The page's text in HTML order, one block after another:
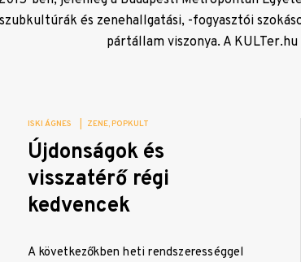
szubkultúrák​ ​és​ zenehallgatási​,​ ​-​fogyasztói
pártállam viszonya.​ A
ISKI ÁGNES ZENE POPKULT
Újdonságok és
visszatérő régi
kedvencek
A következőkben heti rendszerességgel